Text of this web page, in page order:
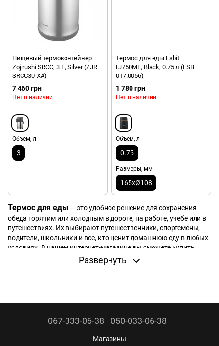
Пищевый термоконтейнер
Zojirushi SRCC, 3 L, Silver (ZJR
SRCC30-XA)
7 460 грн
Нет в наличии
Объем, л
3
Термос для еды Esbit
FJ750ML, Black, 0.75 л (ESB
017.0056)
1 780 грн
Нет в наличии
Объем, л
0.75
Размеры, мм
165xØ108
Термос для еды — это удобное решение для сохранения
обеда горячим или холодным в дороге, на работе, учебе или в
путешествиях. Их выбирают путешественники, спортсмены,
водители, школьники и все, кто ценит домашнюю еду в любых
условиях. В нашем интернет-магазине вы сможете купить
термос для еды, который действительно держит тепло,
надежно закрывается и удобен в повседневном
Какие функции выполняют термосы для еды?
Термос для еды гарантирует, что вы насладитесь свежим и
теплым обедом. Колба выдерживает механические
Развернуть
067-333-06-38 050-033-06-38
Магазины